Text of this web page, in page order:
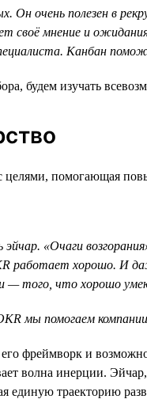
очень полезен в
своё мнение и
Канбан
будем изучать
помогающая
«Очаги
работает хорошо. И
— того, что хорошо
помогаем компании
фреймворк и
волна инерции.
единую траекторию